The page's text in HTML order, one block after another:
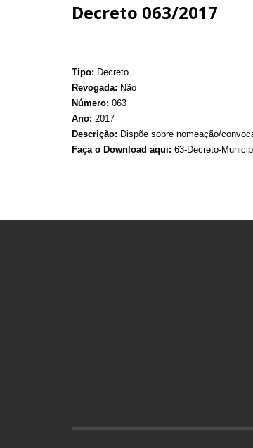
Decreto 063/2017
Tipo: Decreto
Revogada: Não
Número: 063
Ano: 2017
Descrição: Dispõe sobre nomeação/
Faça o Download aqui: 63-Decreto-